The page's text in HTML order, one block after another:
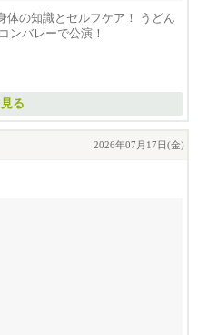
体の知識とセルフケア！ うどん
ンバレーで公演！
る
2026年07月17日(金)